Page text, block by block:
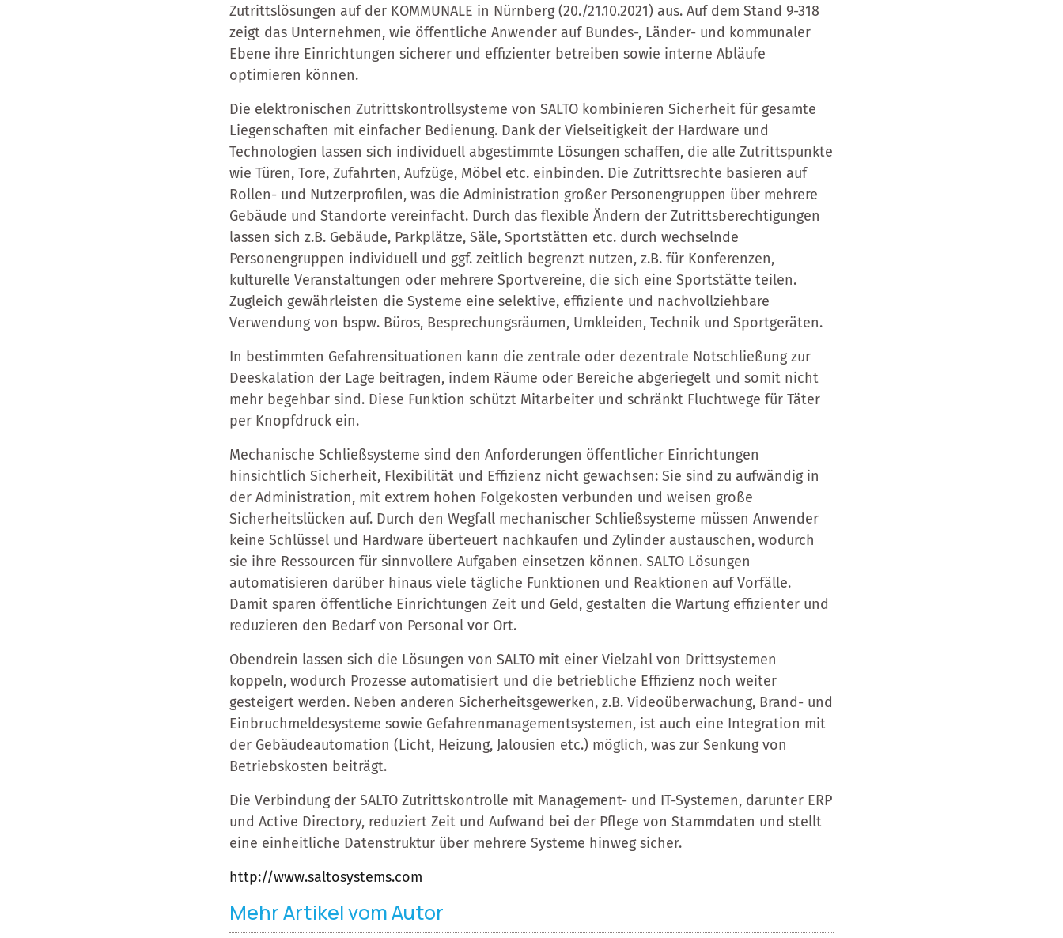
Zutrittslösungen auf der KOMMUNALE in Nürnberg (20./21.10.2021) aus. Auf dem Stand 9-318
zeigt das Unternehmen, wie öffentliche Anwender auf Bundes-, Länder- und kommunaler
Ebene ihre Einrichtungen sicherer und effizienter betreiben sowie interne Abläufe
optimieren können.
Die elektronischen Zutrittskontrollsysteme von SALTO kombinieren Sicherheit für gesamte
Liegenschaften mit einfacher Bedienung. Dank der Vielseitigkeit der Hardware und
Technologien lassen sich individuell abgestimmte Lösungen schaffen, die alle Zutrittspunkte
wie Türen, Tore, Zufahrten, Aufzüge, Möbel etc. einbinden. Die Zutrittsrechte basieren auf
Rollen- und Nutzerprofilen, was die Administration großer Personengruppen über mehrere
Gebäude und Standorte vereinfacht. Durch das flexible Ändern der Zutrittsberechtigungen
lassen sich z.B. Gebäude, Parkplätze, Säle, Sportstätten etc. durch wechselnde
Personengruppen individuell und ggf. zeitlich begrenzt nutzen, z.B. für Konferenzen,
kulturelle Veranstaltungen oder mehrere Sportvereine, die sich eine Sportstätte teilen.
Zugleich gewährleisten die Systeme eine selektive, effiziente und nachvollziehbare
Verwendung von bspw. Büros, Besprechungsräumen, Umkleiden, Technik und Sportgeräten.
In bestimmten Gefahrensituationen kann die zentrale oder dezentrale Notschließung zur
Deeskalation der Lage beitragen, indem Räume oder Bereiche abgeriegelt und somit nicht
mehr begehbar sind. Diese Funktion schützt Mitarbeiter und schränkt Fluchtwege für Täter
per Knopfdruck ein.
Mechanische Schließsysteme sind den Anforderungen öffentlicher Einrichtungen
hinsichtlich Sicherheit, Flexibilität und Effizienz nicht gewachsen: Sie sind zu aufwändig in
der Administration, mit extrem hohen Folgekosten verbunden und weisen große
Sicherheitslücken auf. Durch den Wegfall mechanischer Schließsysteme müssen Anwender
keine Schlüssel und Hardware überteuert nachkaufen und Zylinder austauschen, wodurch
sie ihre Ressourcen für sinnvollere Aufgaben einsetzen können. SALTO Lösungen
automatisieren darüber hinaus viele tägliche Funktionen und Reaktionen auf Vorfälle.
Damit sparen öffentliche Einrichtungen Zeit und Geld, gestalten die Wartung effizienter und
reduzieren den Bedarf von Personal vor Ort.
Obendrein lassen sich die Lösungen von SALTO mit einer Vielzahl von Drittsystemen
koppeln, wodurch Prozesse automatisiert und die betriebliche Effizienz noch weiter
gesteigert werden. Neben anderen Sicherheitsgewerken, z.B. Videoüberwachung, Brand- und
Einbruchmeldesysteme sowie Gefahrenmanagementsystemen, ist auch eine Integration mit
der Gebäudeautomation (Licht, Heizung, Jalousien etc.) möglich, was zur Senkung von
Betriebskosten beiträgt.
Die Verbindung der SALTO Zutrittskontrolle mit Management- und IT-Systemen, darunter ERP
und Active Directory, reduziert Zeit und Aufwand bei der Pflege von Stammdaten und stellt
eine einheitliche Datenstruktur über mehrere Systeme hinweg sicher.
http://www.saltosystems.com
Mehr Artikel vom Autor